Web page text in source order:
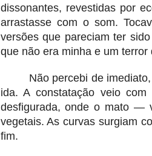
dissonantes, revestidas por
arrastasse com o som.
versões que pareciam ter
que não era minha e um terror
Não percebi de
ida. A constatação veio
desfigurada, onde o mato —
vegetais. As curvas surgiam
fim.